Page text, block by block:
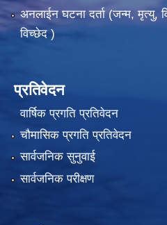
अनलाईन घटना दर्ता (जन्म, मृत्यु,
विच्छेद )
प्रतिवेदन
वार्षिक प्रगति प्रतिवेदन
चौमासिक प्रगति प्रतिवेदन
सार्वजनिक सुनुवाई
सार्वजनिक परीक्षण